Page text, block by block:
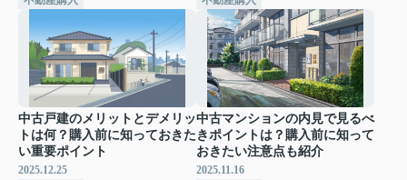
中古戸建のメリットとデメリッ
トは何？購入前に知っておきた
い重要ポイント
2025.12.25
中古マンションの内見で見るべ
きポイントは？購入前に知って
おきたい注意点も紹介
2025.11.16